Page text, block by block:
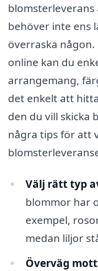
blomsterleverans
behöver inte ens
överraska
online kan du
arrangemang,
det enkelt att
den du vill skicka
några tips för att
Välj rätt typ
blommor har
exempel,
medan liljor
Överväg